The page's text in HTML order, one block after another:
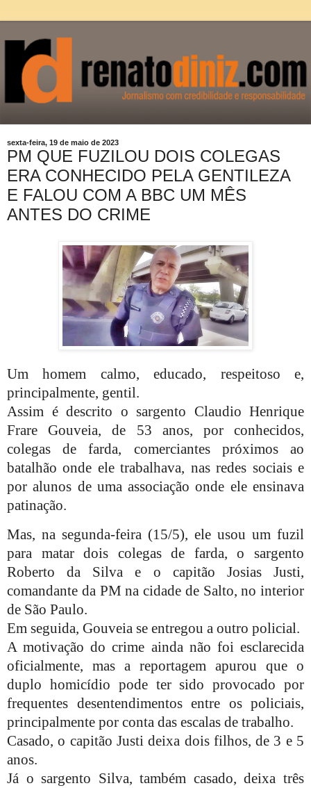
sexta-feira, 19 de maio de 2023
PM QUE FUZILOU DOIS COLEGAS
ERA CONHECIDO PELA GENTILEZA
E FALOU COM A BBC UM MÊS
ANTES DO CRIME
Um homem calmo, educado, respeitoso e,
principalmente, gentil.
Assim é descrito o sargento Claudio Henrique
Frare Gouveia, de 53 anos, por conhecidos,
colegas de farda, comerciantes próximos ao
batalhão onde ele trabalhava, nas redes sociais e
por alunos de uma associação onde ele ensinava
patinação.
Mas, na segunda-feira (15/5), ele usou um fuzil
para matar dois colegas de farda, o sargento
Roberto da Silva e o capitão Josias Justi,
comandante da PM na cidade de Salto, no interior
de São Paulo.
Em seguida, Gouveia se entregou a outro policial.
A motivação do crime ainda não foi esclarecida
oficialmente, mas a reportagem apurou que o
duplo homicídio pode ter sido provocado por
frequentes desentendimentos entre os policiais,
principalmente por conta das escalas de trabalho.
Casado, o capitão Justi deixa dois filhos, de 3 e 5
anos.
Já o sargento Silva, também casado, deixa três